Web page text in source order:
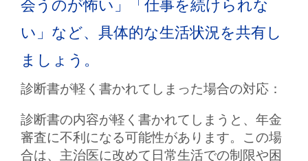
会うのが怖い」「仕事を続けられな
い」など、具体的な生活状況を共有し
ましょう。
診断書が軽く書かれてしまった場合の対応：
診断書の内容が軽く書かれてしまうと、年金
審査に不利になる可能性があります。この場
合は、主治医に改めて日常生活での制限や困